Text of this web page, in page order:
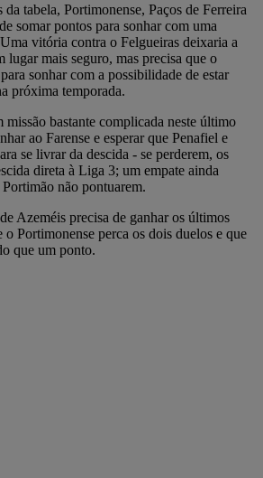
tabela, Portimonense, Paços de Ferreira
somar pontos para sonhar com uma
vitória contra o Felgueiras deixaria a
lugar mais seguro, mas precisa que o
sonhar com a possibilidade de estar
próxima temporada.
missão bastante complicada neste último
ao Farense e esperar que Penafiel e
se livrar da descida - se perderem, os
direta à Liga 3; um empate ainda
não pontuarem.
Azeméis precisa de ganhar os últimos
o Portimonense perca os dois duelos e que
que um ponto.